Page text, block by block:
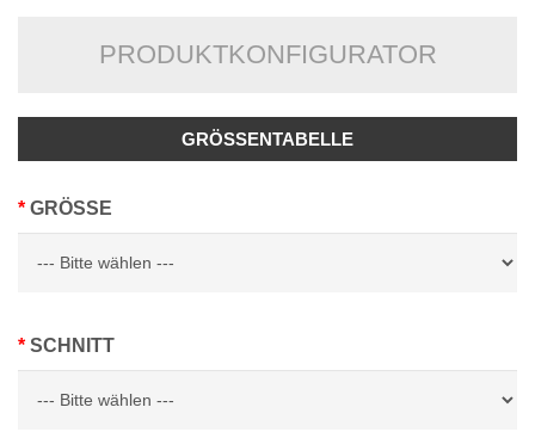
PRODUKTKONFIGURATOR
GRÖSSENTABELLE
GRÖSSE
SCHNITT